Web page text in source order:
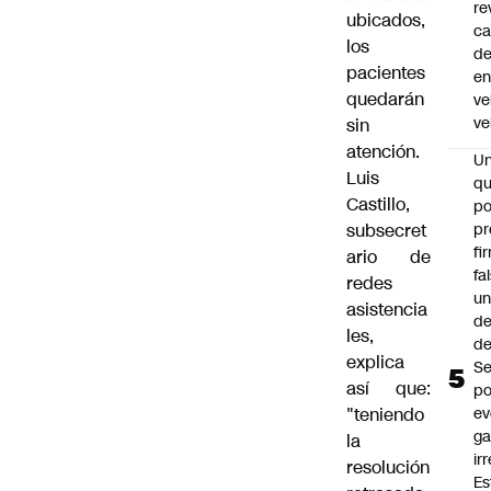
ubicados,
los
pacientes
quedarán
sin
atención.
Luis
Castillo,
subsecret
ario de
redes
asistencia
les,
explica
así que:
"teniendo
la
resolución
en